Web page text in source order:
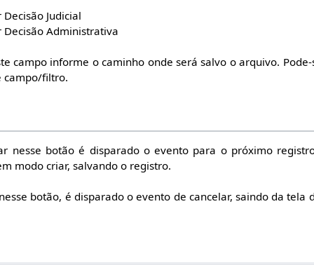
Judicial
Decisão Administrativa
campo informe o caminho onde será salvo o arquivo.
campo/filtro.
nesse botão é disparado o evento para o próximo
modo criar, salvando o registro.
botão, é disparado o evento de cancelar, saindo da tela